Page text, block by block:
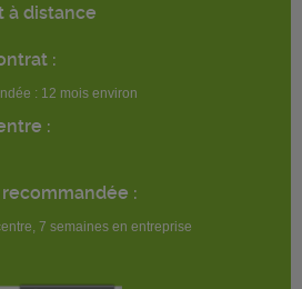
à distance
:
: 12 mois environ
:
:
7 semaines en entreprise